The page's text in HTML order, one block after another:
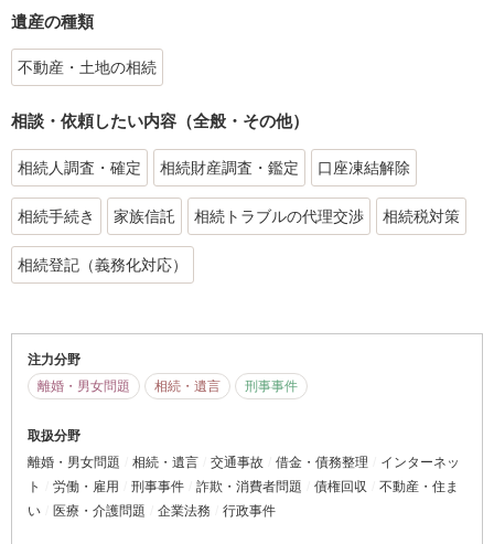
遺産の種類
不動産・土地の相続
相談・依頼したい内容（全般・その他）
相続人調査・確定 相続財産調査・鑑定 口座凍結解除
相続手続き 家族信託 相続トラブルの代理交渉 相続税対策
相続登記（義務化対応）
注力分野
離婚・男女問題
相続・遺言 刑事事件
取扱分野
離婚・男女問題
相続・遺言 交通事故 借金・債務整理
インターネッ
ト
労働・雇用 刑事事件 詐欺・消費者問題 債権回収
不動産・住ま
い
医療・介護問題 企業法務 行政事件